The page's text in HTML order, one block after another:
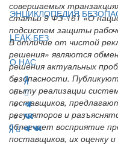
ЭНЦИКЛОПЕДИЯ
LEAK-БЕЗ
О НАС
совершаемых
статьи 9 ФЗ-161 «О
подсистем защиты
В отличие от чистой
решения» являются
решения актуальных
безопасности.
опыту реализации
поставщиков,
регуляторов и
облегчает восприятие
поставщиков, их оценку